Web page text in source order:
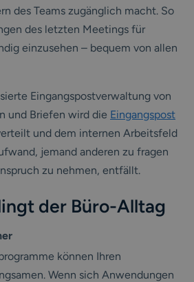
des Teams zugänglich macht. So
des letzten Meetings für
einzusehen – bequem von allen
Eingangspostverwaltung von
und Briefen wird die Eingangspost
und dem internen Arbeitsfeld
jemand anderen zu fragen
zu nehmen, entfällt.
der Büro-Alltag
können Ihren
Wenn sich Anwendungen